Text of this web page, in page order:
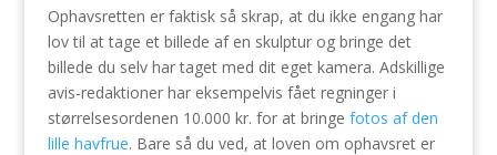
Ophavsretten er faktisk så skrap, at du ikke engang har
lov til at tage et billede af en skulptur og bringe det
billede du selv har taget med dit eget kamera. Adskillige
avis-redaktioner har eksempelvis fået regninger i
størrelsesordenen 10.000 kr. for at bringe fotos af den
lille havfrue. Bare så du ved, at loven om ophavsret er